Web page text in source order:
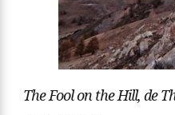
The Fool on the Hill, de